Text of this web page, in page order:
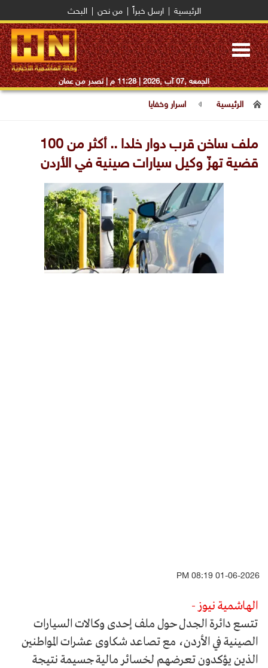
الرئيسية ارسل خبراً من نحن البحث
Toggle
navigation
الجمعه ,07 آب ,2026 | 11:28 م | تصدر من عمان
الرئيسية اسرار وخفايا
ملف ساخن قرب دوار خلدا .. أكثر من 100
قضية تهزّ وكيل سيارات صينية في الأردن
01-06-2026 08:19 PM
الهاشمية نيوز -
تتسع دائرة الجدل حول ملف إحدى وكالات السيارات
الصينية في الأردن، مع تصاعد شكاوى عشرات المواطنين
الذين يؤكدون تعرضهم لخسائر مالية جسيمة نتيجة